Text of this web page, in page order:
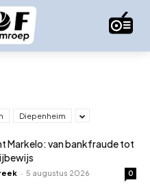
Diepenheim
Markelo: van bankfraude tot
- 5 augustus 2026 0